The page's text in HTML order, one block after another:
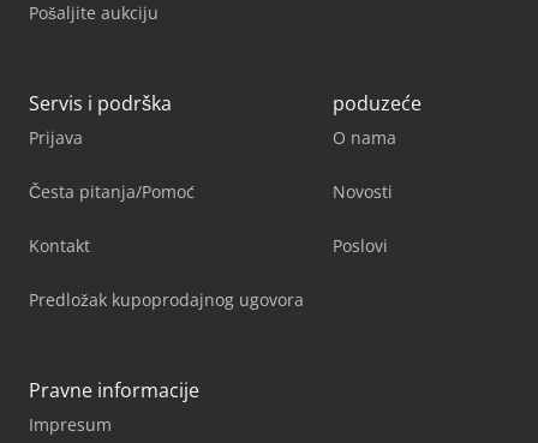
Pošaljite aukciju
Servis i podrška
Prijava
Česta pitanja/Pomoć
Kontakt
Predložak kupoprodajnog ugovora
poduzeće
O nama
Novosti
Poslovi
Pravne informacije
Impresum